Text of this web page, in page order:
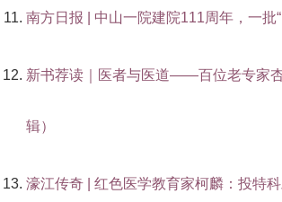
南方日报 | 中山一院建院111周年，一批
新书荐读｜医者与医道——百位老专家
辑）
濠江传奇 | 红色医学教育家柯麟：投特